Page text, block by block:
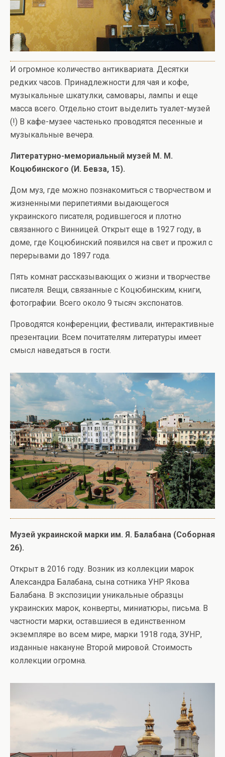
И огромное количество антиквариата. Десятки
редких часов. Принадлежности для чая и кофе,
музыкальные шкатулки, самовары, лампы и еще
масса всего. Отдельно стоит выделить туалет-музей
(!) В кафе-музее частенько проводятся песенные и
музыкальные вечера.
Литературно-мемориальный музей М. М.
Коцюбинского (И. Бевза, 15).
Дом муз, где можно познакомиться с творчеством и
жизненными перипетиями выдающегося
украинского писателя, родившегося и плотно
связанного с Винницей. Открыт еще в 1927 году, в
доме, где Коцюбинский появился на свет и прожил с
перерывами до 1897 года.
Пять комнат рассказывающих о жизни и творчестве
писателя. Вещи, связанные с Коцюбинским, книги,
фотографии. Всего около 9 тысяч экспонатов.
Проводятся конференции, фестивали, интерактивные
презентации. Всем почитателям литературы имеет
смысл наведаться в гости.
Музей украинской марки им. Я. Балабана (Соборная
26).
Открыт в 2016 году. Возник из коллекции марок
Александра Балабана, сына сотника УНР Якова
Балабана. В экспозиции уникальные образцы
украинских марок, конверты, миниатюры, письма. В
частности марки, оставшиеся в единственном
экземпляре во всем мире, марки 1918 года, ЗУНР,
изданные накануне Второй мировой. Стоимость
коллекции огромна.